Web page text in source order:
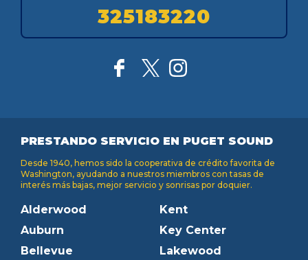
325183220
PRESTANDO SERVICIO EN PUGET SOUND
Desde 1940, hemos sido la cooperativa de crédito favorita de
Washington, ayudando a nuestros miembros con tasas de
interés más bajas, mejor servicio y sonrisas por doquier.
Alderwood
Auburn
Bellevue
Kent
Key Center
Lakewood